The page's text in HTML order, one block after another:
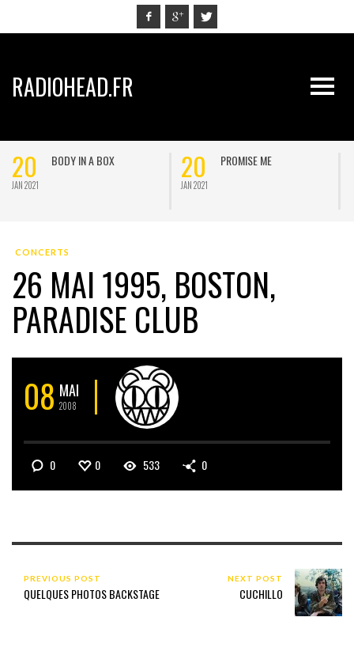
RADIOHEAD.FR
20
JAN 2021
BODY IN A BOX 20
JAN 2021
PROMISE ME
CONCERTS
26 MAI 1995, BOSTON,
PARADISE CLUB
08 MAI
2008
0 0 533 0
PREVIOUS POST
QUELQUES PHOTOS BACKSTAGE
NEXT POST
CUCHILLO